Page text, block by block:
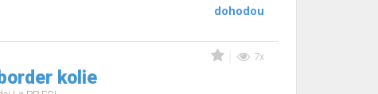
dohodou
7x
kolie